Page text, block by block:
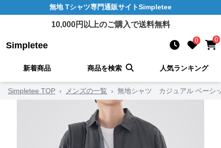
無地 Tシャツ専門通販サイトSimpletee
10,000円以上のご購入で送料無料
Simpletee 0 0
新着商品 商品を検索 人気ランキング
Simpletee TOP › メンズの一覧 › 無地シャツ カジュアル ベーシ